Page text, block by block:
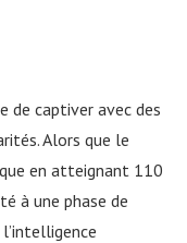
de captiver avec des
Alors que le
en atteignant 110
à une phase de